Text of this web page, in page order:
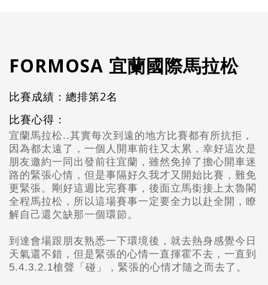
FORMOSA 宜蘭國際馬拉松
比賽成績：總排第2名
比賽心得：
宜蘭馬拉松..其實每次到遠的地方比賽都有所抗拒，
因為都太遠了，一個人開車前往又太累，幸好這次是
朋友邀約一同出發前往宜蘭，雖然免掉了擔心開車迷
路的緊張心情，但是事隔好久我才又開始比賽，難免
更緊張。剛好這週比完賽事，後面立馬銜接上太魯閣
全程馬拉松，所以這場賽事一定要全力以赴全開，瞭
解自己還欠缺那一個環節。
到達會場跟朋友熟悉一下環境後，就去熱身感覺今日
天氣還不錯，但是緊張的心情一直揮霍不去，一直到
5.4.3.2.1槍聲「碰」， 緊張的心情才隨之而去了。